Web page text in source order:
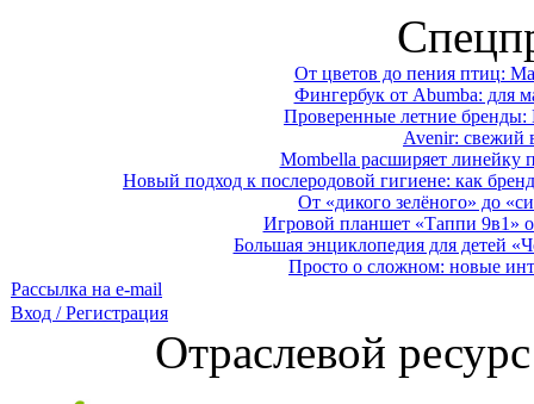
От цветов до пения птиц:
Фингербук от Abumba: для
Проверенные летние
Avenir: свежий
Mombella расширяет линейку
Новый подход к послеродовой гигиене: как
От «дикого зелёного» до
Игровой планшет «Таппи 9в1»
Большая энциклопедия для детей
Просто о сложном: новые
Рассылка на e-mail
Вход / Регистрация
Отраслевой